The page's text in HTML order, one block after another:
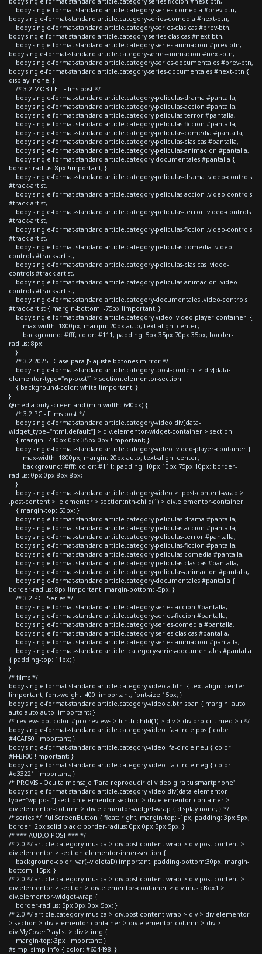
body.single-format-standard article.category-series-comedia #prev-btn,
body.single-format-standard article.category-series-comedia #next-btn,
body.single-format-standard article.category-series-clasicas #prev-btn,
body.single-format-standard article.category-series-clasicas #next-btn,
body.single-format-standard article.category-series-animacion #prev-btn,
body.single-format-standard article.category-series-animacion #next-btn,
body.single-format-standard article.category-series-documentales #prev-btn,
body.single-format-standard article.category-series-documentales #next-btn {
display: none; }
/* 3.2 MOBILE - Films post */
body.single-format-standard article.category-peliculas-drama #pantalla,
body.single-format-standard article.category-peliculas-accion #pantalla,
body.single-format-standard article.category-peliculas-terror #pantalla,
body.single-format-standard article.category-peliculas-ficcion #pantalla,
body.single-format-standard article.category-peliculas-comedia #pantalla,
body.single-format-standard article.category-peliculas-clasicas #pantalla,
body.single-format-standard article.category-peliculas-animacion #pantalla,
body.single-format-standard article.category-documentales #pantalla {
border-radius: 8px !important; }
body.single-format-standard article.category-peliculas-drama .video-controls
#track-artist,
body.single-format-standard article.category-peliculas-accion .video-controls
#track-artist,
body.single-format-standard article.category-peliculas-terror .video-controls
#track-artist,
body.single-format-standard article.category-peliculas-ficcion .video-controls
#track-artist,
body.single-format-standard article.category-peliculas-comedia .video-
controls #track-artist,
body.single-format-standard article.category-peliculas-clasicas .video-
controls #track-artist,
body.single-format-standard article.category-peliculas-animacion .video-
controls #track-artist,
body.single-format-standard article.category-documentales .video-controls
#track-artist { margin-bottom: -75px !important; }
body.single-format-standard article.category-video .video-player-container {
max-width: 1800px; margin: 20px auto; text-align: center;
background: #fff; color: #111; padding: 5px 35px 70px 35px; border-
radius: 8px;
}
/* 3.2 2025 - Clase para JS ajuste botones mirror */
body.single-format-standard article.category .post-content > div[data-
elementor-type="wp-post"] > section.elementor-section
{ background-color: white !important; }
}
@media only screen and (min-width: 640px) {
/* 3.2 PC - Films post */
body.single-format-standard article.category-video div[data-
widget_type="html.default"] > div.elementor-widget-container > section
{ margin: -440px 0px 35px 0px !important; }
body.single-format-standard article.category-video .video-player-container {
max-width: 1800px; margin: 20px auto; text-align: center;
background: #fff; color: #111; padding: 10px 10px 75px 10px; border-
radius: 0px 0px 8px 8px;
}
body.single-format-standard article.category-video > .post-content-wrap >
.post-content > .elementor > section:nth-child(1) > div.elementor-container
{ margin-top: 50px; }
body.single-format-standard article.category-peliculas-drama #pantalla,
body.single-format-standard article.category-peliculas-accion #pantalla,
body.single-format-standard article.category-peliculas-terror #pantalla,
body.single-format-standard article.category-peliculas-ficcion #pantalla,
body.single-format-standard article.category-peliculas-comedia #pantalla,
body.single-format-standard article.category-peliculas-clasicas #pantalla,
body.single-format-standard article.category-peliculas-animacion #pantalla,
body.single-format-standard article.category-documentales #pantalla {
border-radius: 8px !important; margin-bottom: -5px; }
/* 3.2 PC - Series */
body.single-format-standard article.category-series-accion #pantalla,
body.single-format-standard article.category-series-ficcion #pantalla,
body.single-format-standard article.category-series-comedia #pantalla,
body.single-format-standard article.category-series-clasicas #pantalla,
body.single-format-standard article.category-series-animacion #pantalla,
body.single-format-standard article .category-series-documentales #pantalla
{ padding-top: 11px; }
}
/* films */
body.single-format-standard article.category-video a.btn { text-align: center
!important; font-weight: 400 !important; font-size:15px; }
body.single-format-standard article.category-video a.btn span { margin: auto
auto auto auto !important; }
/* reviews dot color #pro-reviews > li:nth-child(1) > div > div.pro-crit-med > i */
body.single-format-standard article.category-video .fa-circle.pos { color:
#4CAF50 !important; }
body.single-format-standard article.category-video .fa-circle.neu { color:
#FFBF00 !important; }
body.single-format-standard article.category-video .fa-circle.neg { color:
#d33221 !important; }
/* PROVIS - Oculta mensaje 'Para reproducir el video gira tu smartphone'
body.single-format-standard article.category-video div[data-elementor-
type="wp-post"] section.elementor-section > div.elementor-container >
div.elementor-column > div.elementor-widget-wrap { display:none; } */
/* series */ .fullScreenButton { float: right; margin-top: -1px; padding: 3px 5px;
border: 2px solid black; border-radius: 0px 0px 5px 5px; }
/* *** AUDIO POST *** */
/* 2.0 */ article.category-musica > div.post-content-wrap > div.post-content >
div.elementor > section.elementor-inner-section {
background-color: var(--violetaD)!important; padding-bottom:30px; margin-
bottom:-15px; }
/* 2.0 */ article.category-musica > div.post-content-wrap > div.post-content >
div.elementor > section > div.elementor-container > div.musicBox1 >
div.elementor-widget-wrap {
border-radius: 5px 0px 0px 5px; }
/* 2.0 */ article.category-musica > div.post-content-wrap > div > div.elementor
> section > div.elementor-container > div.elementor-column > div >
div.MyCoverPlaylist > div > img {
margin-top:-3px !important; }
#simp .simp-info { color: #604498; }